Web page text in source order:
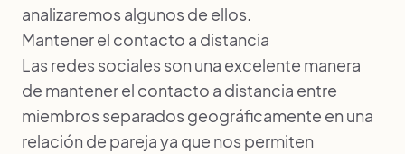
analizaremos algunos de ellos.
Mantener el contacto a distancia
Las redes sociales son una excelente manera
de mantener el contacto a distancia entre
miembros separados geográficamente en una
relación de pareja ya que nos permiten